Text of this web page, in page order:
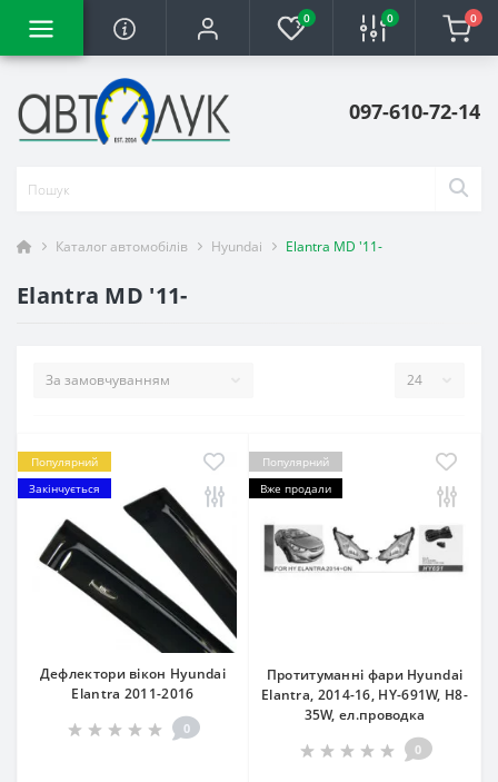
0 0 0
097-610-72-14
Каталог автомобілів Hyundai Elantra MD '11-
Elantra MD '11-
Популярний
Закінчується
Дефлектори вікон Hyundai
Elantra 2011-2016
0
Популярний
Вже продали
Протитуманні фари Hyundai
Elantra, 2014-16, HY-691W, H8-
35W, ел.проводка
0